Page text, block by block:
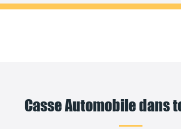
Casse Automobile dans